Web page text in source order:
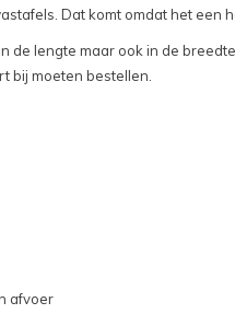
Dat komt omdat het een
de lengte maar ook in de
bij moeten bestellen.
afvoer